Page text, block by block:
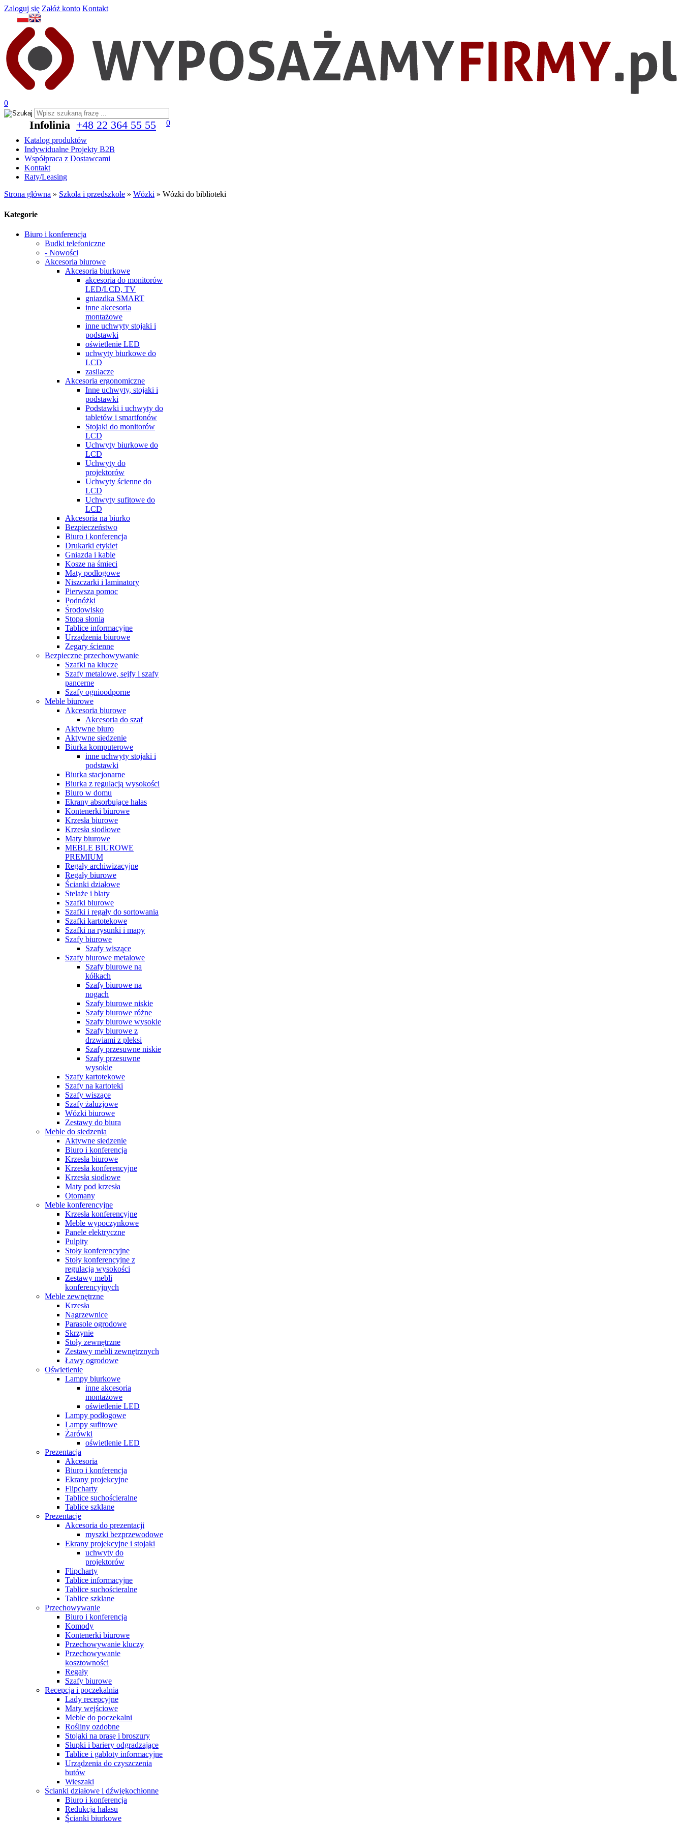
Zaloguj się Załóż konto Kontakt
0
Infolinia +48 22 364 55 55
0
Katalog produktów
Indywidualne Projekty B2B
Współpraca z Dostawcami
Kontakt
Raty/Leasing
Strona główna » Szkoła i przedszkole » Wózki » Wózki do biblioteki
Kategorie
Biuro i konferencja
Budki telefoniczne
- Nowości
Akcesoria biurowe
Akcesoria biurkowe
akcesoria do monitorów
LED/LCD, TV
gniazdka SMART
inne akcesoria
montażowe
inne uchwyty stojaki i
podstawki
oświetlenie LED
uchwyty biurkowe do
LCD
zasilacze
Akcesoria ergonomiczne
Inne uchwyty, stojaki i
podstawki
Podstawki i uchwyty do
tabletów i smartfonów
Stojaki do monitorów
LCD
Uchwyty biurkowe do
LCD
Uchwyty do
projektorów
Uchwyty ścienne do
LCD
Uchwyty sufitowe do
LCD
Akcesoria na biurko
Bezpieczeństwo
Biuro i konferencja
Drukarki etykiet
Gniazda i kable
Kosze na śmieci
Maty podłogowe
Niszczarki i laminatory
Pierwsza pomoc
Podnóżki
Środowisko
Stopa słonia
Tablice informacyjne
Urządzenia biurowe
Zegary ścienne
Bezpieczne przechowywanie
Szafki na klucze
Szafy metalowe, sejfy i szafy
pancerne
Szafy ognioodporne
Meble biurowe
Akcesoria biurowe
Akcesoria do szaf
Aktywne biuro
Aktywne siedzenie
Biurka komputerowe
inne uchwyty stojaki i
podstawki
Biurka stacjonarne
Biurka z regulacją wysokości
Biuro w domu
Ekrany absorbujące hałas
Kontenerki biurowe
Krzesła biurowe
Krzesła siodłowe
Maty biurowe
MEBLE BIUROWE
PREMIUM
Regały archiwizacyjne
Regały biurowe
Ścianki działowe
Stelaże i blaty
Szafki biurowe
Szafki i regały do sortowania
Szafki kartotekowe
Szafki na rysunki i mapy
Szafy biurowe
Szafy wiszące
Szafy biurowe metalowe
Szafy biurowe na
kółkach
Szafy biurowe na
nogach
Szafy biurowe niskie
Szafy biurowe różne
Szafy biurowe wysokie
Szafy biurowe z
drzwiami z pleksi
Szafy przesuwne niskie
Szafy przesuwne
wysokie
Szafy kartotekowe
Szafy na kartoteki
Szafy wiszące
Szafy żaluzjowe
Wózki biurowe
Zestawy do biura
Meble do siedzenia
Aktywne siedzenie
Biuro i konferencja
Krzesła biurowe
Krzesła konferencyjne
Krzesła siodłowe
Maty pod krzesła
Otomany
Meble konferencyjne
Krzesła konferencyjne
Meble wypoczynkowe
Panele elektryczne
Pulpity
Stoły konferencyjne
Stoły konferencyjne z
regulacją wysokości
Zestawy mebli
konferencyjnych
Meble zewnętrzne
Krzesła
Nagrzewnice
Parasole ogrodowe
Skrzynie
Stoły zewnętrzne
Zestawy mebli zewnętrznych
Ławy ogrodowe
Oświetlenie
Lampy biurkowe
inne akcesoria
montażowe
oświetlenie LED
Lampy podłogowe
Lampy sufitowe
Żarówki
oświetlenie LED
Prezentacja
Akcesoria
Biuro i konferencja
Ekrany projekcyjne
Flipcharty
Tablice suchościeralne
Tablice szklane
Prezentacje
Akcesoria do prezentacji
myszki bezprzewodowe
Ekrany projekcyjne i stojaki
uchwyty do
projektorów
Flipcharty
Tablice informacyjne
Tablice suchościeralne
Tablice szklane
Przechowywanie
Biuro i konferencja
Komody
Kontenerki biurowe
Przechowywanie kluczy
Przechowywanie
kosztowności
Regały
Szafy biurowe
Recepcja i poczekalnia
Lady recepcyjne
Maty wejściowe
Meble do poczekalni
Rośliny ozdobne
Stojaki na prasę i broszury
Słupki i bariery odgradzające
Tablice i gabloty informacyjne
Urządzenia do czyszczenia
butów
Wieszaki
Ścianki działowe i dźwiękochłonne
Biuro i konferencja
Redukcja hałasu
Ścianki biurkowe